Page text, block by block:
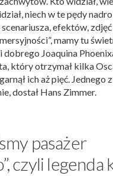
niech w te pędy
efektów,
mamy tu
i dobrego Joaquina
który otrzymał kilka
ich aż pięć. Jednego
dostał Hans Zimmer.
pasażer
czyli legenda